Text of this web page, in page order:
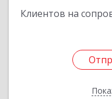
Клиентов на